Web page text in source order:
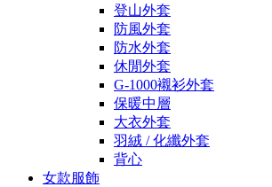
登山外套
防風外套
防水外套
休閒外套
G-1000襯衫外套
保暖中層
大衣外套
羽絨 / 化纖外套
背心
女款服飾